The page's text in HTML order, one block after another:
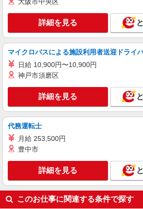
月給340200円 ★交通
給
東京都港区（溜池山王
キープ
派遣社員
株式会社パソナ・東京キャリアセンター/
営業（フォロー営業）
月給401000円 ★交通
東京都港区（高輪ゲー
詳細を見る
マイクロバスによる施設利用者送迎ドライ
日給 10,900円〜10,900円
神戸市須磨区
詳細を見る
代務運転士
月給 253,500円
豊中市
詳細を見る
このお仕事に関連する条件で探す